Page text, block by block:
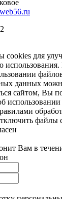
web56.ru
для
данных
сайтом, Вы
использовании
файлы
Вам в